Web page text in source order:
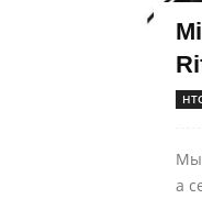
Мы
а